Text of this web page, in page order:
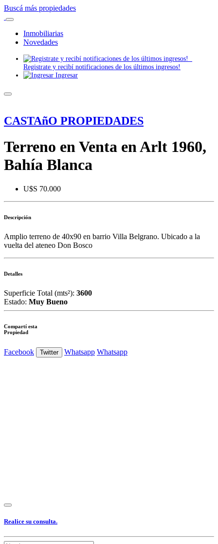
Buscá más propiedades
Inmobiliarias
Novedades
Registrate y recibí notificaciones de los últimos ingresos!
Ingresar
CASTAñO PROPIEDADES
Terreno en Venta en Arlt 1960,
Bahía Blanca
U$S 70.000
Descripción
Amplio terreno de 40x90 en barrio Villa Belgrano. Ubicado a la
vuelta del ateneo Don Bosco
Detalles
Superficie Total (mts²): 3600
Estado: Muy Bueno
Compartí esta
Propiedad
Facebook Twitter Whatsapp Whatsapp
Realice su consulta.